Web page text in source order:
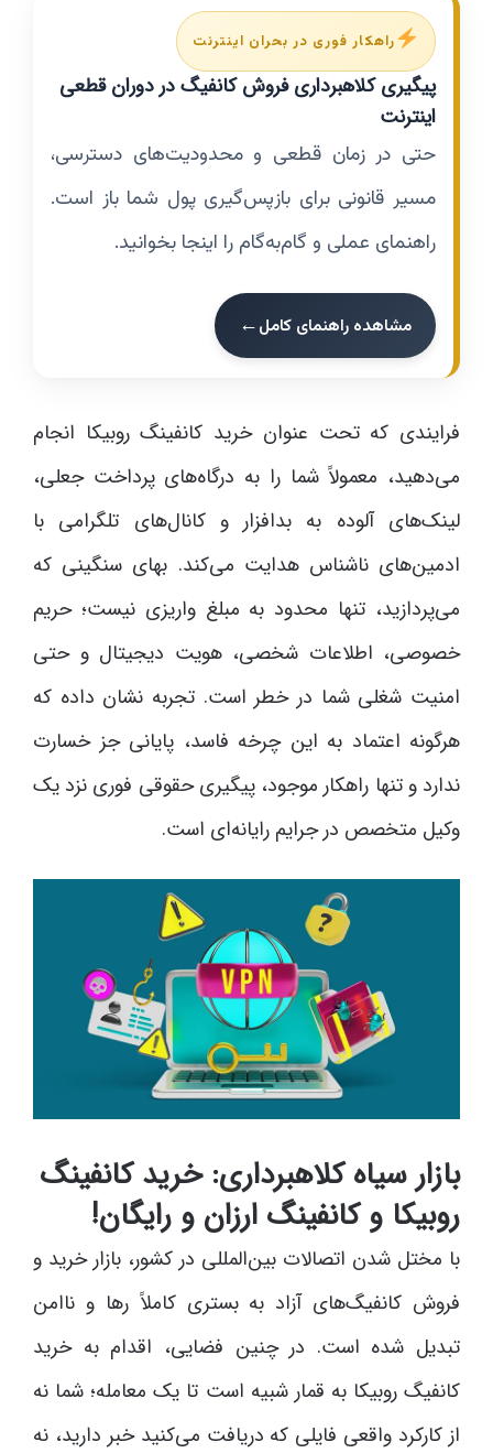
راهکار فوری در بحران اینترنت
پیگیری کلاهبرداری فروش کانفیگ در دوران قطعی
اینترنت
حتی در زمان قطعی و محدودیت‌های دسترسی،
مسیر قانونی برای بازپس‌گیری پول شما باز است.
راهنمای عملی و گام‌به‌گام را اینجا بخوانید.
مشاهده راهنمای کامل
فرایندی که تحت عنوان خرید کانفینگ روبیکا انجام
می‌دهید، معمولاً شما را به درگاه‌های پرداخت جعلی،
لینک‌های آلوده به بدافزار و کانال‌های تلگرامی با
ادمین‌های ناشناس هدایت می‌کند. بهای سنگینی که
می‌پردازید، تنها محدود به مبلغ واریزی نیست؛ حریم
خصوصی، اطلاعات شخصی، هویت دیجیتال و حتی
امنیت شغلی شما در خطر است. تجربه نشان داده که
هرگونه اعتماد به این چرخه فاسد، پایانی جز خسارت
ندارد و تنها راهکار موجود، پیگیری حقوقی فوری نزد یک
وکیل متخصص در جرایم رایانه‌ای است.
بازار سیاه کلاهبرداری: خرید کانفینگ
روبیکا و کانفینگ ارزان و رایگان!
با مختل شدن اتصالات بین‌المللی در کشور، بازار خرید و
فروش کانفیگ‌های آزاد به بستری کاملاً رها و ناامن
تبدیل شده است. در چنین فضایی، اقدام به خرید
کانفیگ روبیکا به قمار شبیه است تا یک معامله؛ شما نه
از کارکرد واقعی فایلی که دریافت می‌کنید خبر دارید، نه